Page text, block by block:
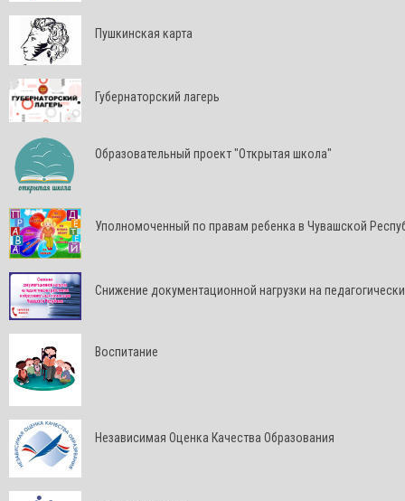
Пушкинская карта
Губернаторский лагерь
Образовательный проект "Открытая школа"
Уполномоченный по правам ребенка в Чувашской
Снижение документационной нагрузки на
Воспитание
Независимая Оценка Качества Образования